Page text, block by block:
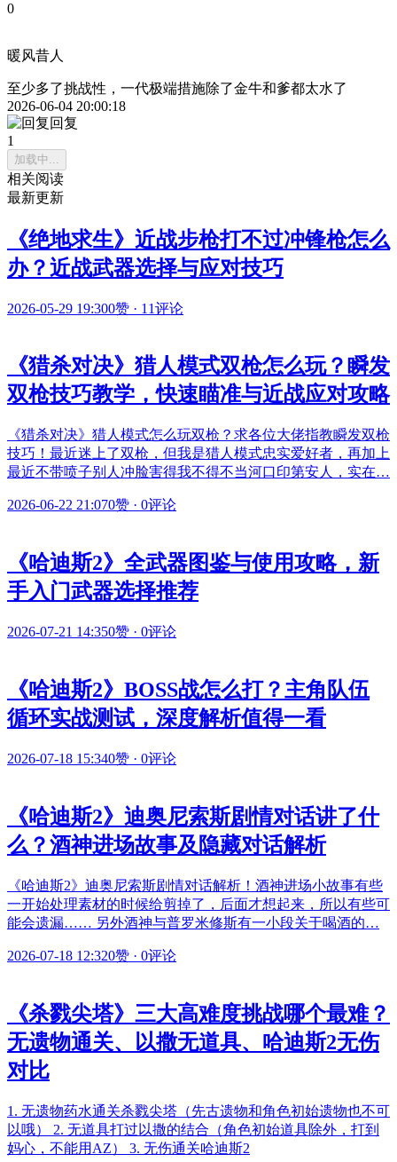
0
暖风昔人
至少多了挑战性，一代极端措施除了金牛和爹都太水了
2026-06-04 20:00:18
回复
1
加载中...
相关阅读
最新更新
《绝地求生》近战步枪打不过冲锋枪怎么
办？近战武器选择与应对技巧
2026-05-29 19:300赞 · 11评论
《猎杀对决》猎人模式双枪怎么玩？瞬发
双枪技巧教学，快速瞄准与近战应对攻略
《猎杀对决》猎人模式怎么玩双枪？求各位大佬指教瞬发双枪
技巧！最近迷上了双枪，但我是猎人模式忠实爱好者，再加上
最近不带喷子别人冲脸害得我不得不当河口印第安人，实在…
2026-06-22 21:070赞 · 0评论
《哈迪斯2》全武器图鉴与使用攻略，新
手入门武器选择推荐
2026-07-21 14:350赞 · 0评论
《哈迪斯2》BOSS战怎么打？主角队伍
循环实战测试，深度解析值得一看
2026-07-18 15:340赞 · 0评论
《哈迪斯2》迪奥尼索斯剧情对话讲了什
么？酒神进场故事及隐藏对话解析
《哈迪斯2》迪奥尼索斯剧情对话解析！酒神进场小故事有些
一开始处理素材的时候给剪掉了，后面才想起来，所以有些可
能会遗漏…… 另外酒神与普罗米修斯有一小段关于喝酒的…
2026-07-18 12:320赞 · 0评论
《杀戮尖塔》三大高难度挑战哪个最难？
无遗物通关、以撒无道具、哈迪斯2无伤
对比
1. 无遗物药水通关杀戮尖塔（先古遗物和角色初始遗物也不可
以哦） 2. 无道具打过以撒的结合（角色初始道具除外，打到
妈心，不能用AZ） 3. 无伤通关哈迪斯2